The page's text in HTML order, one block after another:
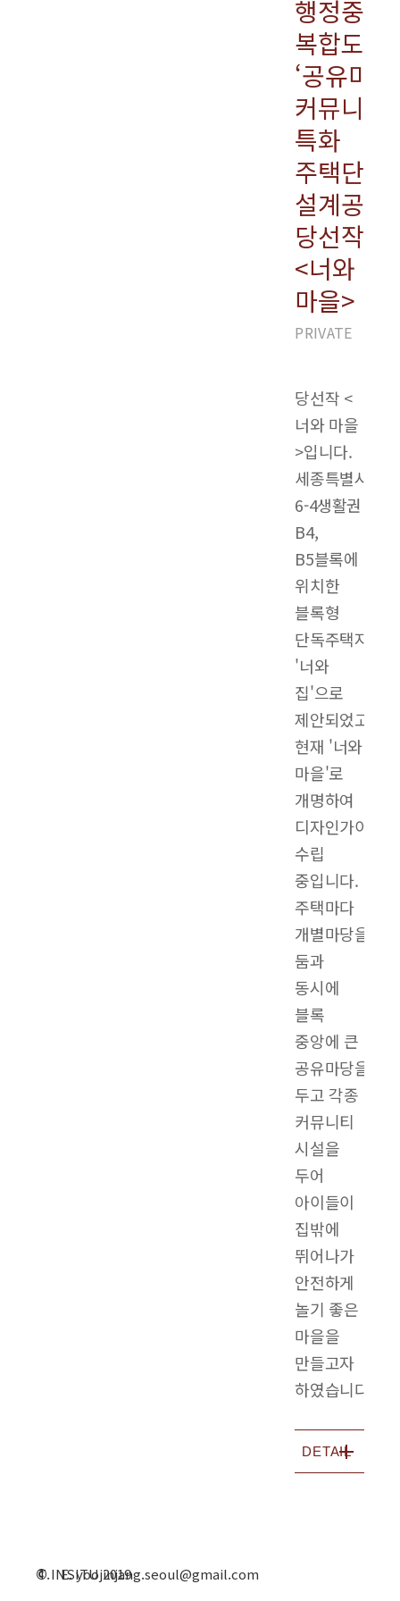
행정중심
복합도시
‘공유마
커뮤니티
특화
주택단지
설계공모,
당선작
<너와
마을>
PRIVATE
당선작 <
너와 마을
>입니다.
세종특별시
6-4생활권
B4,
B5블록에
위치한
블록형
단독주택지로
'너와
집'으로
제안되었고
현재 '너와
마을'로
개명하여
디자인가이드
수립
중입니다.
주택마다
개별마당을
둠과
동시에
블록
중앙에 큰
공유마당을
두고 각종
커뮤니티
시설을
두어
아이들이
집밖에
뛰어나가
안전하게
놀기 좋은
마을을
만들고자
하였습니다.
DETAIL
©INSITU 2019
T. E. yoojinjang.seoul@gmail.com